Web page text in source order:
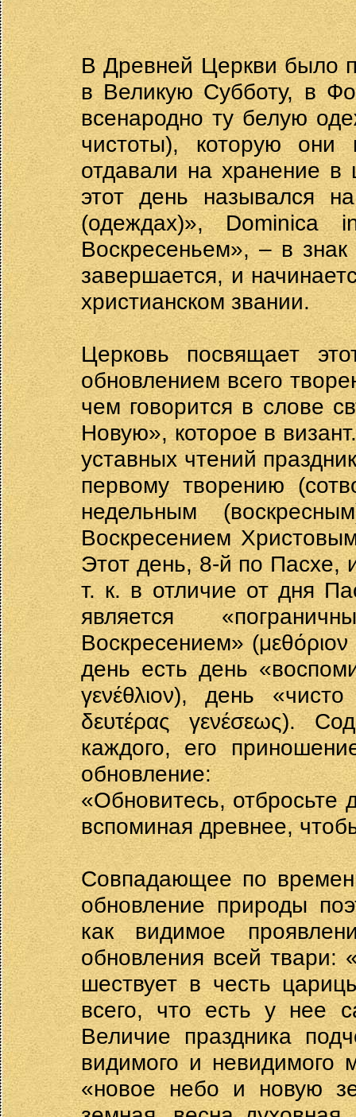
В Древней Церкви было
в Великую Субботу, в
всенародно ту белую
чистоты), которую
отдавали на хранение в
этот день назывался
(одеждах)»,
Воскресеньем», – в
завершается, и
христианском звании.
Церковь посвящает
обновлением всего
чем говорится в слове
Новую», которое в
уставных чтений
первому творению
недельным
Воскресением
Этот день, 8-й по Пасхе,
т. к. в отличие от дня
является
Воскресением»
день есть день
γενέθλιον), день
δευτέρας γενέσεως).
каждого, его
обновление:
«Обновитесь, отбросьте
вспоминая древнее,
Совпадающее по
обновление природы
как видимое
обновления всей твари:
шествует в честь
всего, что есть у нее
Величие праздника
видимого и невидимого
«новое небо и новую